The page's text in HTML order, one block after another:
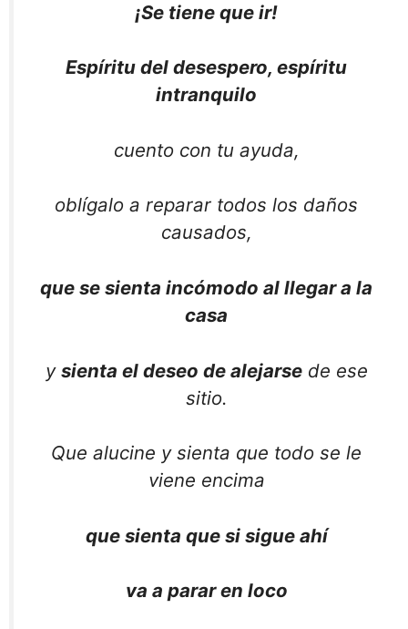
¡Se tiene que ir!
Espíritu del desespero, espíritu
intranquilo
cuento con tu ayuda,
oblígalo a reparar todos los daños
causados,
que se sienta incómodo al llegar a la
casa
y sienta el deseo de alejarsede ese
sitio.
Que alucine y sienta que todo se le
viene encima
que sienta que si sigue ahí
va a parar en loco